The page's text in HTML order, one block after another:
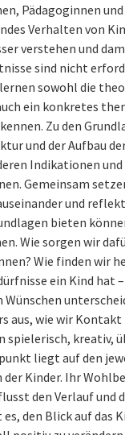
Pädagoginnen
Verhalten von
verstehen und
sind nicht
sowohl die
ein konkretes
Zu den
und der Aufbau
Indikationen und
Gemeinsam
und
bieten
Wie sorgen wir
Wie finden wir
ein Kind hat
Wünschen
aus, wie wir Kontakt
spielerisch, kreativ,
liegt auf den
der Kinder. Ihr
den Verlauf und
den Blick auf das